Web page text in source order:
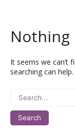
Nothing
It seems we can’t
searching can help.